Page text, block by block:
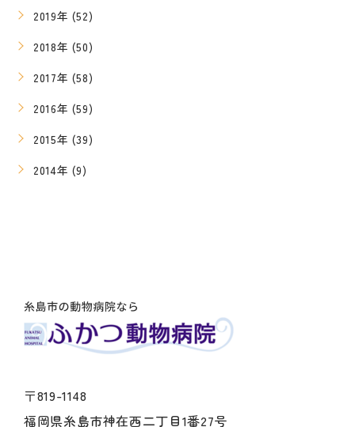
2019年 (52)
2018年 (50)
2017年 (58)
2016年 (59)
2015年 (39)
2014年 (9)
〒819-1148
福岡県糸島市神在西二丁目1番27号